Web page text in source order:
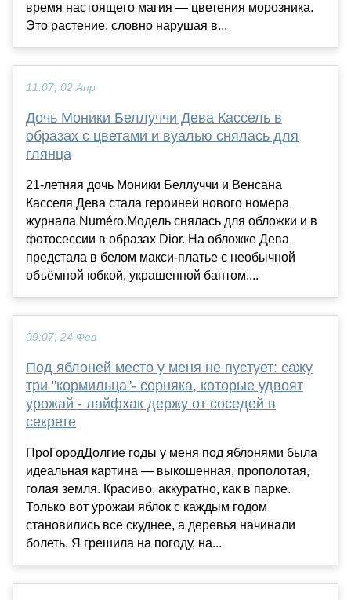
время настоящего магия — цветения морозника.
Это растение, словно нарушая в...
11:07, 02 Апр
Дочь Моники Беллуччи Дева Кассель в
образах с цветами и вуалью снялась для
глянца
21-летняя дочь Моники Беллуччи и Венсана
Касселя Дева стала героиней нового номера
журнала Numéro.Модель снялась для обложки и в
фотосессии в образах Dior. На обложке Дева
предстала в белом макси-платье с необычной
объёмной юбкой, украшенной бантом....
09:07, 24 Фев
Под яблоней место у меня не пустует: сажу
три "кормильца"- сорняка, которые удвоят
урожай - лайфхак держу от соседей в
секрете
ПроГородДолгие годы у меня под яблонями была
идеальная картина — выкошенная, прополотая,
голая земля. Красиво, аккуратно, как в парке.
Только вот урожаи яблок с каждым годом
становились все скуднее, а деревья начинали
болеть. Я грешила на погоду, на...